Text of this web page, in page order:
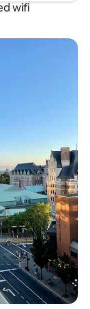
wifi